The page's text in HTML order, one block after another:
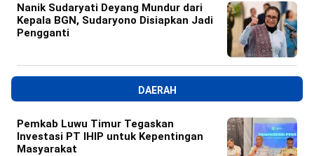
Nanik Sudaryati Deyang Mundur dari
Kepala BGN, Sudaryono Disiapkan Jadi
Pengganti
DAERAH
Pemkab Luwu Timur Tegaskan
Investasi PT IHIP untuk Kepentingan
Masyarakat